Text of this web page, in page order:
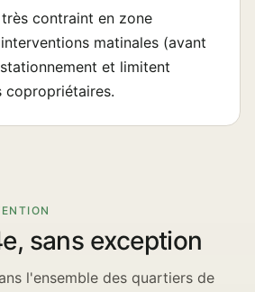
contraint en zone
matinales (avant
et limitent
copropriétaires.
sans exception
l'ensemble des quartiers de